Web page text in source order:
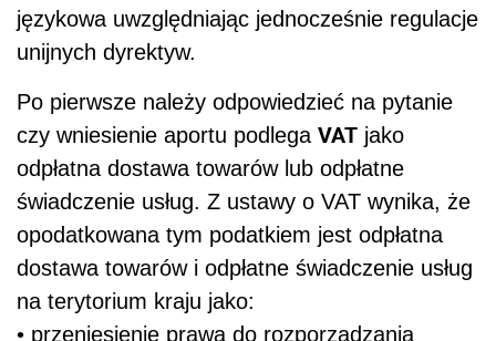
językowa uwzględniając jednocześnie regulacje
unijnych dyrektyw.
Po pierwsze należy odpowiedzieć na pytanie
czy wniesienie aportu podlega VAT jako
odpłatna dostawa towarów lub odpłatne
świadczenie usług. Z ustawy o VAT wynika, że
opodatkowana tym podatkiem jest odpłatna
dostawa towarów i odpłatne świadczenie usług
na terytorium kraju jako:
• przeniesienie prawa do rozporządzania